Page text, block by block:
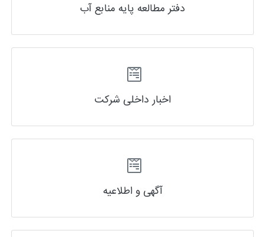
دفتر مطالعه پایه منابع آب
اخبار داخلی شرکت
آگهی و اطلاعیه